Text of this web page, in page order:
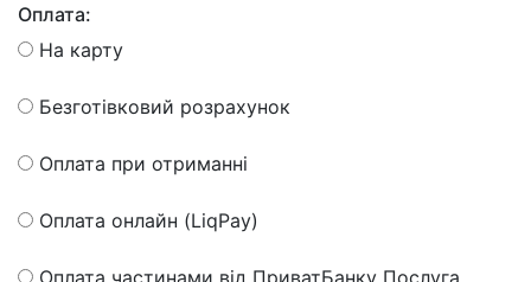
Оплата:
На карту
Безготівковий розрахунок
Оплата при отриманні
Оплата онлайн (LiqPay)
Оплата частинами від ПриватБанку Послуга